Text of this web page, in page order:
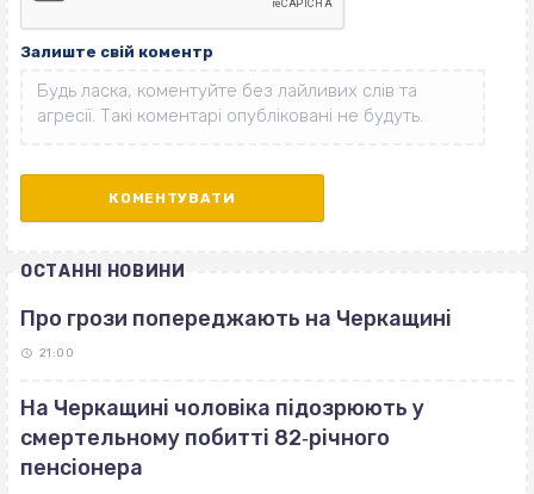
Залиште свій коментр
ОСТАННІ НОВИНИ
Про грози попереджають на Черкащині
21:00
На Черкащині чоловіка підозрюють у
смертельному побитті 82‐річного
пенсіонера